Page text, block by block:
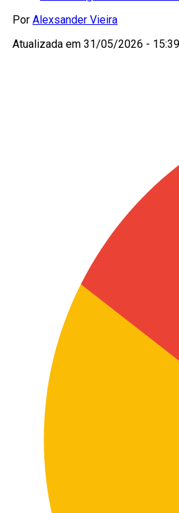
Por Alexsander Vieira
Atualizada em 31/05/2026 -